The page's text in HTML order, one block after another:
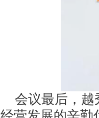
会议最后，越